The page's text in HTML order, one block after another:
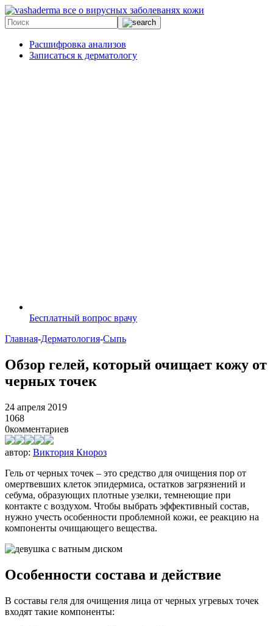
все о вирусных заболеванях кожи
Расшифровка анализов
Записаться к дерматологу
Бесплатный вопрос врачу
Главная-Дерматология-Сыпь
Обзор гелей, который очищает кожу от
черных точек
24 апреля 2019
1068
0комментариев
автор: Виктория Кнороз
Гель от черных точек – это средство для очищения пор от
омертвевших клеток эпидермиса, остатков загрязнений и
себума, образующих плотные узелки, темнеющие при
контакте с воздухом. Чтобы выбрать эффективный состав,
нужно учесть особенности проблемной кожи, ее реакцию на
компоненты очищающего вещества.
Особенности состава и действие
В составы геля для очищения лица от черных угревых точек
входят такие компоненты: